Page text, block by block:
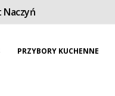
Naczyń
PRZYBORY KUCHENNE